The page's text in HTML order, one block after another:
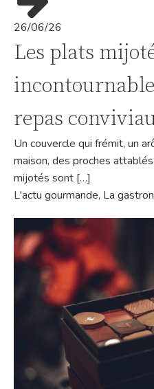
26/06/26
Les plats
repas
Un couvercle qui frémit, un
maison, des proches
mijotés sont […]
L'actu gourmande, La